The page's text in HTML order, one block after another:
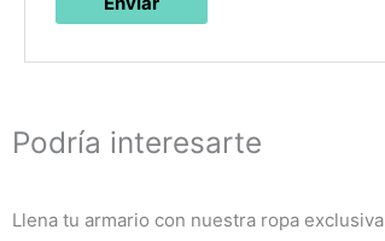
Podría interesarte
Llena tu armario con nuestra ropa exclusiva